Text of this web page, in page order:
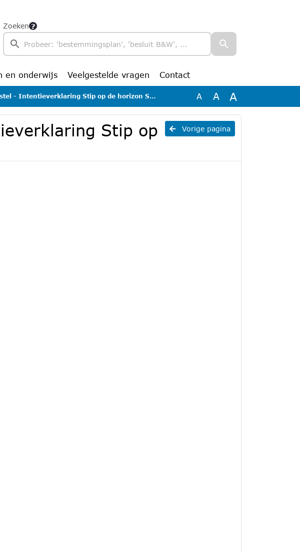
Zoeken
en onderwijs Veelgestelde vragen Contact
- Intentieverklaring Stip op de horizon Swalmen A A A
Vorige pagina
Stip op